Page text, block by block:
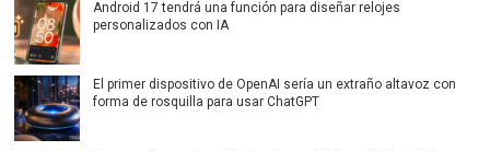
Android 17 tendrá una función para diseñar relojes
personalizados con IA
El primer dispositivo de OpenAI sería un extraño altavoz con
forma de rosquilla para usar ChatGPT